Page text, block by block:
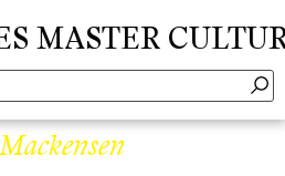
CULTURAL